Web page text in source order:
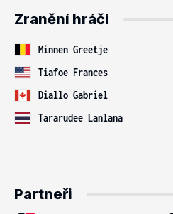
Zranění hráči
Minnen Greetje
Tiafoe Frances
Diallo Gabriel
Tararudee Lanlana
Partneři